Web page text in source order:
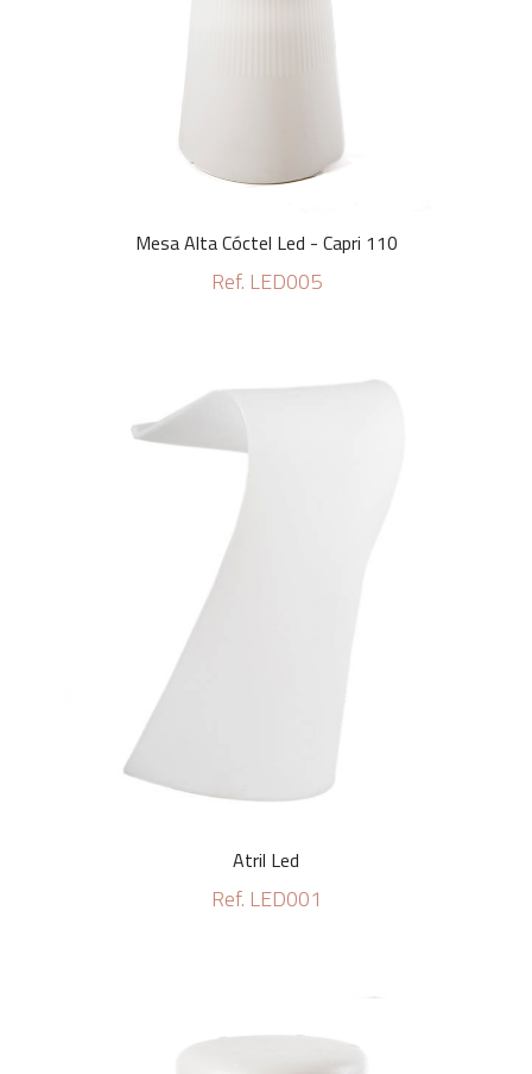
Mesa Alta Cóctel Led - Capri 110
Ref. LED005
Atril Led
Ref. LED001